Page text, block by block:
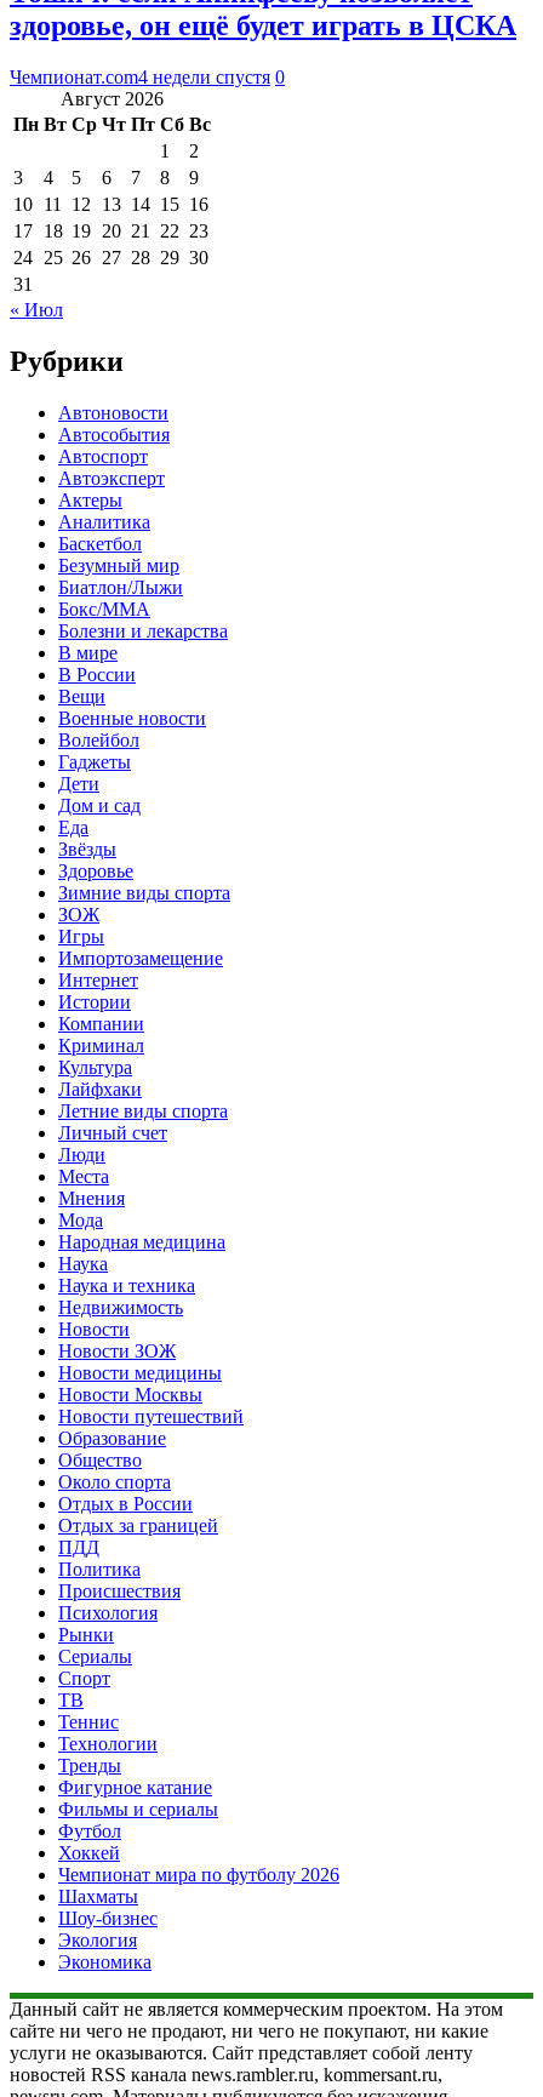
здоровье, он ещё будет играть в ЦСКА
Чемпионат.com4 недели спустя 0
Август 2026
Пн Вт Ср Чт Пт Сб Вс
1
2
3
4 5 6 7 8
9
10 11 12 13 14 15 16
17 18 19 20 21 22 23
24 25 26 27 28 29 30
31
« Июл
Рубрики
Автоновости
Автособытия
Автоспорт
Автоэксперт
Актеры
Аналитика
Баскетбол
Безумный мир
Биатлон/Лыжи
Бокс/MMA
Болезни и лекарства
В мире
В России
Вещи
Военные новости
Волейбол
Гаджеты
Дети
Дом и сад
Еда
Звёзды
Здоровье
Зимние виды спорта
ЗОЖ
Игры
Импортозамещение
Интернет
Истории
Компании
Криминал
Культура
Лайфхаки
Летние виды спорта
Личный счет
Люди
Места
Мнения
Мода
Народная медицина
Наука
Наука и техника
Недвижимость
Новости
Новости ЗОЖ
Новости медицины
Новости Москвы
Новости путешествий
Образование
Общество
Около спорта
Отдых в России
Отдых за границей
ПДД
Политика
Происшествия
Психология
Рынки
Сериалы
Спорт
ТВ
Теннис
Технологии
Тренды
Фигурное катание
Фильмы и сериалы
Футбол
Хоккей
Чемпионат мира по футболу 2026
Шахматы
Шоу-бизнес
Экология
Экономика
Данный сайт не является коммерческим проектом. На этом
сайте ни чего не продают, ни чего не покупают, ни какие
услуги не оказываются. Сайт представляет собой ленту
новостей RSS канала news.rambler.ru, kommersant.ru,